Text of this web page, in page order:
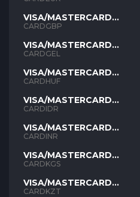
VISA/MASTERCARD
GBP
CARDGBP
VISA/MASTERCARD
GEL
CARDGEL
VISA/MASTERCARD
HUF
CARDHUF
VISA/MASTERCARD
IDR
CARDIDR
VISA/MASTERCARD
INR
CARDINR
VISA/MASTERCARD
KGS
CARDKGS
VISA/MASTERCARD
KZT
CARDKZT